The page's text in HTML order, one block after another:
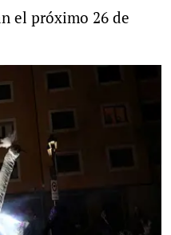
el próximo 26 de